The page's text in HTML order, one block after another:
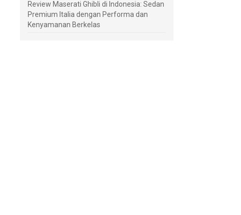
Review Maserati Ghibli di Indonesia: Sedan
Premium Italia dengan Performa dan
Kenyamanan Berkelas